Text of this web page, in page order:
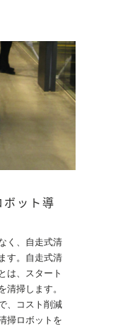
ット導
く、自走式清
す。自走式清
は、スタート
掃します。
、コスト削減
掃ロボットを